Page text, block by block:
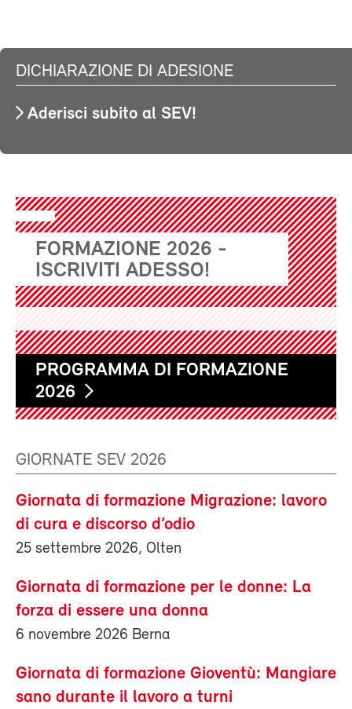
DICHIARAZIONE DI ADESIONE
Aderisci subito al SEV!
FORMAZIONE 2026 -
ISCRIVITI ADESSO!
PROGRAMMA DI FORMAZIONE
2026
GIORNATE SEV 2026
Giornata di formazione Migrazione: lavoro
di cura e discorso d’odio
25 settembre 2026, Olten
Giornata di formazione per le donne: La
forza di essere una donna
6 novembre 2026 Berna
Giornata di formazione Gioventù: Mangiare
sano durante il lavoro a turni